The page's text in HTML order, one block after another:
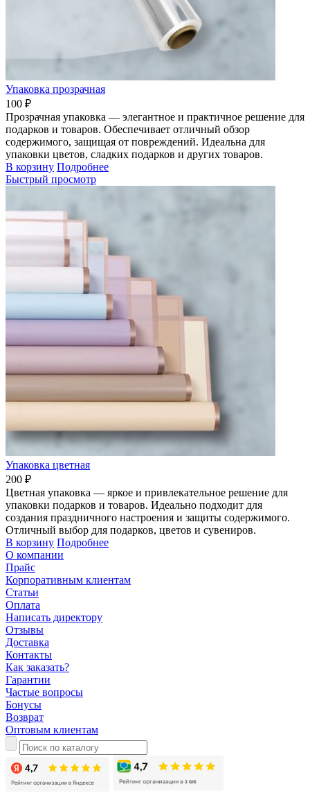
Упаковка прозрачная
100 ₽
Прозрачная упаковка — элегантное и практичное решение для
подарков и товаров. Обеспечивает отличный обзор
содержимого, защищая от повреждений. Идеальна для
упаковки цветов, сладких подарков и других товаров.
В корзину Подробнее
Быстрый просмотр
Упаковка цветная
200 ₽
Цветная упаковка — яркое и привлекательное решение для
упаковки подарков и товаров. Идеально подходит для
создания праздничного настроения и защиты содержимого.
Отличный выбор для подарков, цветов и сувениров.
В корзину Подробнее
О компании
Прайс
Корпоративным клиентам
Статьи
Оплата
Написать директору
Отзывы
Доставка
Контакты
Как заказать?
Гарантии
Частые вопросы
Бонусы
Возврат
Оптовым клиентам